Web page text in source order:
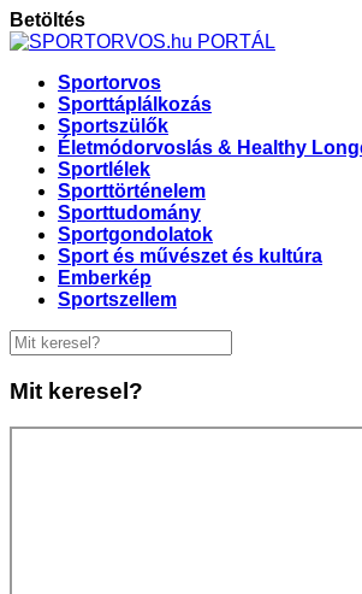
Betöltés
Sportorvos
Sporttáplálkozás
Sportszülők
Életmódorvoslás & Healthy
Sportlélek
Sporttörténelem
Sporttudomány
Sportgondolatok
Sport és művészet és kultúra
Emberkép
Sportszellem
Mit keresel?